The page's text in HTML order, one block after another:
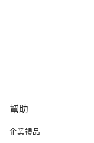
幫助
企業禮品